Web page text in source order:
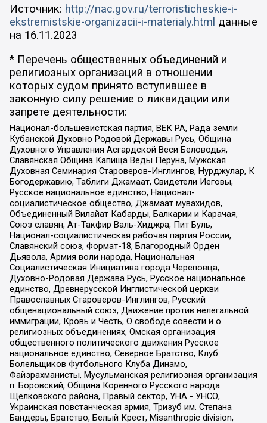
Источник: http://nac.gov.ru/terroristicheskie-i-
ekstremistskie-organizacii-i-materialy.html данные
на 16.11.2023
* Перечень общественных объединений и
религиозных организаций в отношении
которых судом принято вступившее в
законную силу решение о ликвидации или
запрете деятельности:
Национал-большевистская партия, ВЕК РА, Рада земли
Кубанской Духовно Родовой Державы Русь, Община
Духовного Управления Асгардской Веси Беловодья,
Славянская Община Капища Веды Перуна, Мужская
Духовная Семинария Староверов-Инглингов, Нурджулар, К
Богодержавию, Таблиги Джамаат, Свидетели Иеговы,
Русское национальное единство, Национал-
социалистическое общество, Джамаат мувахидов,
Объединенный Вилайат Кабарды, Балкарии и Карачая,
Союз славян, Ат-Такфир Валь-Хиджра, Пит Буль,
Национал-социалистическая рабочая партия России,
Славянский союз, Формат-18, Благородный Орден
Дьявола, Армия воли народа, Национальная
Социалистическая Инициатива города Череповца,
Духовно-Родовая Держава Русь, Русское национальное
единство, Древнерусской Инглистической церкви
Православных Староверов-Инглингов, Русский
общенациональный союз, Движение против нелегальной
иммиграции, Кровь и Честь, О свободе совести и о
религиозных объединениях, Омская организация
общественного политического движения Русское
национальное единство, Северное Братство, Клуб
Болельщиков Футбольного Клуба Динамо,
Файзрахманисты, Мусульманская религиозная организация
п. Боровский, Община Коренного Русского народа
Щелковского района, Правый сектор, УНА - УНСО,
Украинская повстанческая армия, Тризуб им. Степана
Бандеры, Братство, Белый Крест, Misanthropic division,